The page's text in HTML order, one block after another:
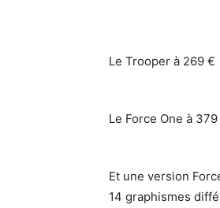
Le Trooper à 269 €
Le Force One à
Et une version
14 graphismes